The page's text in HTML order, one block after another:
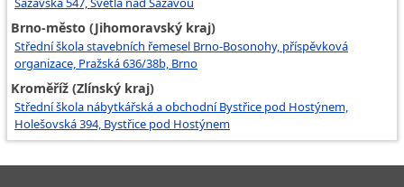
Brno-město (Jihomoravský kraj)
Střední škola stavebních řemesel Brno-Bosonohy, příspěvková
organizace, Pražská 636/38b, Brno
Kroměříž (Zlínský kraj)
Střední škola nábytkářská a obchodní Bystřice pod Hostýnem,
Holešovská 394, Bystřice pod Hostýnem